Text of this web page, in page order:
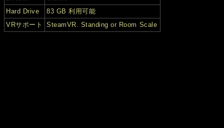
Hard Drive
83 GB 利用可能
VRサポート
SteamVR. Standing or Room Scale